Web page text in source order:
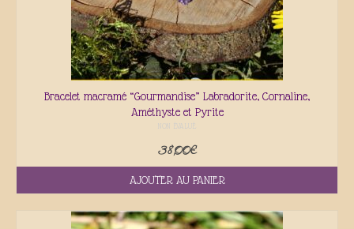
Bracelet macramé “Gourmandise” Labradorite, Cornaline,
Améthyste et Pyrite
NON ÉVALUÉ
38,00€
AJOUTER AU PANIER